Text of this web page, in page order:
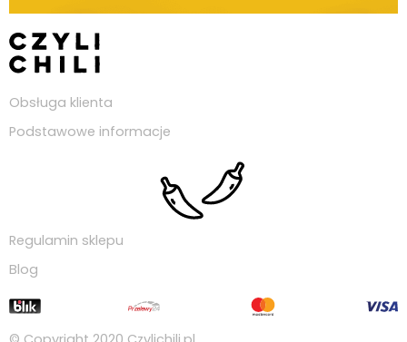
Obsługa klienta
Podstawowe informacje
Regulamin sklepu
Blog